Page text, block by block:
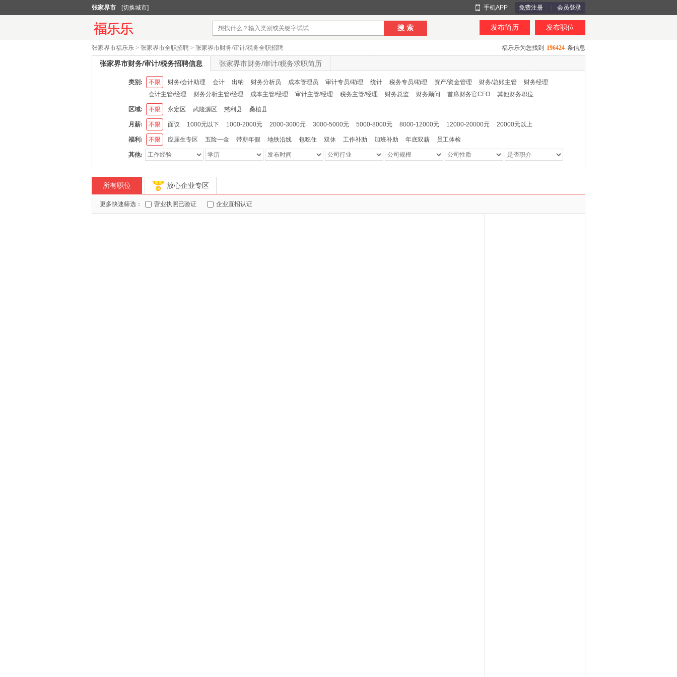
张家界市 [切换城市] 手机APP 免费注册 会员登录
搜 索 发布简历 发布职位
张家界市福乐乐 > 张家界市全职招聘 > 张家界市财务/审计/税务全职招聘 福乐乐为您找到 196424 条信息
张家界市财务/审计/税务招聘信息 张家界市财务/审计/税务求职简历
类别: 不限 财务/会计助理 会计 出纳 财务分析员 成本管理员 审计专员/助理 统计 税务专员/助理 资产/资金管理 财务/总账主管
财务经理
会计主管/经理
财务分析主管/经理 成本主管/经理 审计主管/经理 税务主管/经理 财务总监 财务顾问 首席财务官CFO 其他财务职位
区域: 不限 永定区 武陵源区 慈利县 桑植县
月薪: 不限 面议 1000元以下 1000-2000元 2000-3000元 3000-5000元 5000-8000元 8000-12000元 12000-20000元 20000元以上
福利: 不限 应届生专区 五险一金 带薪年假 地铁沿线 包吃住 双休 工作补助 加班补助 年底双薪 员工体检
其他:
所有职位 放心企业专区
更多快速筛选： 营业执照已验证 企业直招认证